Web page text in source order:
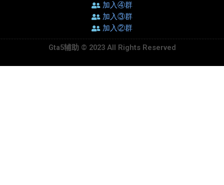
加入④群
加入③群
加入②群
Gta5辅助 © 2023 All Rights Reserved